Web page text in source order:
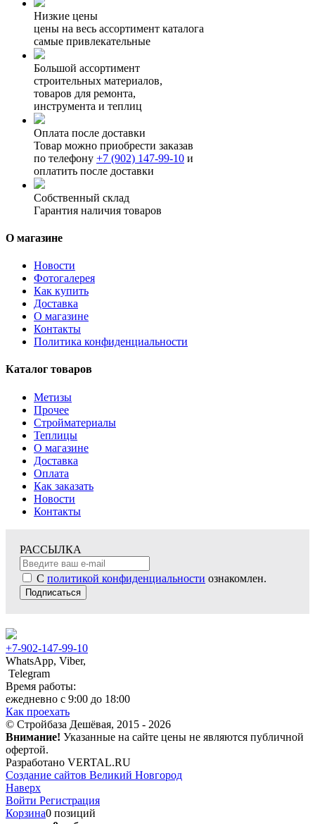
Низкие цены
цены на весь ассортимент каталога
самые привлекательные
Большой ассортимент
строительных материалов,
товаров для ремонта,
инструмента и теплиц
Оплата после доставки
Товар можно приобрести заказав
по телефону +7 (902) 147-99-10 и
оплатить после доставки
Собственный склад
Гарантия наличия товаров
О магазине
Новости
Фотогалерея
Как купить
Доставка
О магазине
Контакты
Политика конфиденциальности
Каталог товаров
Метизы
Прочее
Стройматериалы
Теплицы
О магазине
Доставка
Оплата
Как заказать
Новости
Контакты
РАССЫЛКА
С политикой конфиденциальности ознакомлен.
Подписаться
+7-902-147-99-10
WhatsApp, Viber,
Telegram
Время работы:
ежедневно с 9:00 до 18:00
Как проехать
© Стройбаза Дешёвая, 2015 - 2026
Внимание! Указанные на сайте цены не являются публичной
офертой.
Разработано VERTAL.RU
Создание сайтов Великий Новгород
Наверх
Войти Регистрация
Корзина0 позиций